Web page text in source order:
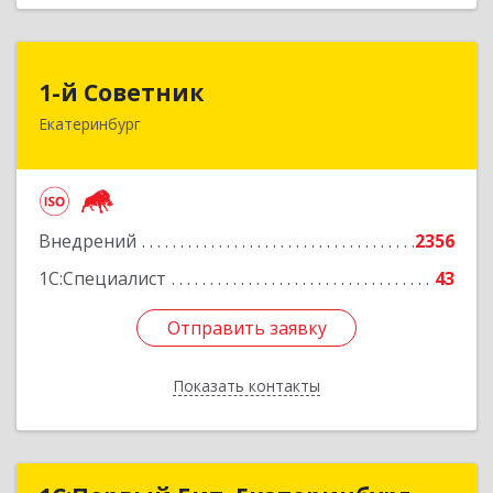
1-й Советник
Екатеринбург
Внедрений
2356
1С:Специалист
43
Отправить заявку
Показать контакты
620144, Свердловская обл, Екатеринбург г, 8
Отправить заявку
Назад